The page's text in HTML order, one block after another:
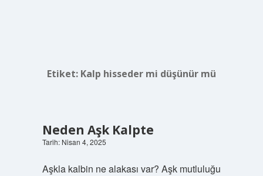
Etiket: Kalp hisseder mi düşünür mü
Neden Aşk Kalpte
Tarih: Nisan 4, 2025
Aşkla kalbin ne alakası var? Aşk mutluluğu